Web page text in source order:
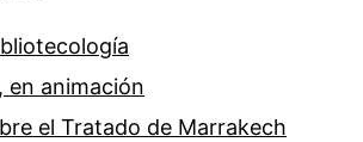
en animación
el Tratado de Marrakech